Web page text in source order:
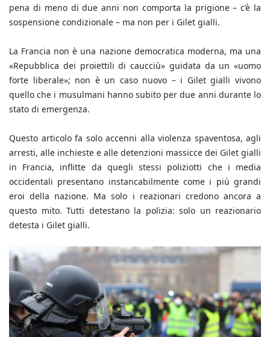
pena di meno di due anni non comporta la prigione – c’è la
sospensione condizionale – ma non per i Gilet gialli.
La Francia non è una nazione democratica moderna, ma una
«Repubblica dei proiettili di caucciù» guidata da un «uomo
forte liberale»; non è un caso nuovo – i Gilet gialli vivono
quello che i musulmani hanno subito per due anni durante lo
stato di emergenza.
Questo articolo fa solo accenni alla violenza spaventosa, agli
arresti, alle inchieste e alle detenzioni massicce dei Gilet gialli
in Francia, inflitte da quegli stessi poliziotti che i media
occidentali presentano instancabilmente come i più grandi
eroi della nazione. Ma solo i reazionari credono ancora a
questo mito. Tutti detestano la polizia: solo un reazionario
detesta i Gilet gialli.